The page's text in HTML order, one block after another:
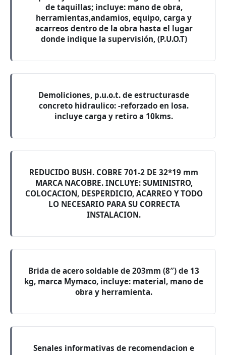
de taquillas; incluye: mano de obra,
herramientas,andamios, equipo, carga y
acarreos dentro de la obra hasta el lugar
donde indique la supervisión, (P.U.O.T)
Demoliciones, p.u.o.t. de estructurasde
concreto hidraulico: -reforzado en losa.
incluye carga y retiro a 10kms.
REDUCIDO BUSH. COBRE 701-2 DE 32*19 mm
MARCA NACOBRE. INCLUYE: SUMINISTRO,
COLOCACION, DESPERDICIO, ACARREO Y TODO
LO NECESARIO PARA SU CORRECTA
INSTALACION.
Brida de acero soldable de 203mm (8″) de 13
kg, marca Mymaco, incluye: material, mano de
obra y herramienta.
Senales informativas de recomendacion e